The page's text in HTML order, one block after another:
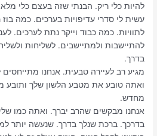
להיות כלי ריק. הבנתי שזה בעצם כלי
עשית לי סדרי עדיפויות בערכים. כמה
לתוויות. כמה כבוד וייקר נתת לערכים.
להתיישבות ולמתיישבים. לשליחות
בדרך.
מגיע רב לעיירה טבעית. אנחנו
ואתה טובע את מטבע הלשון שלך ותובע
מחדש.
אנחנו מבקשים שהרב יברך. ואתה כמו
בדרכך. ברכת שנלך בדרך. שנעשה יותר